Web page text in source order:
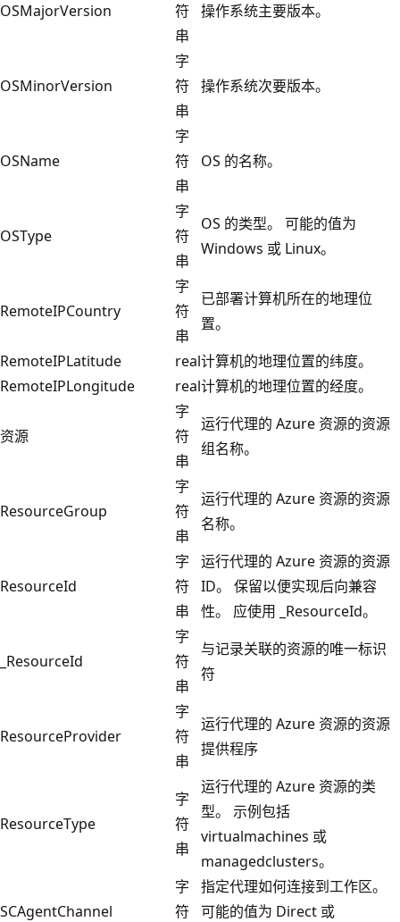
OSMajorVersion
符
串
操作系统主要版本。
OSMinorVersion
字
符
串
操作系统次要版本。
OSName
字
符
串
OS 的名称。
OSType
字
符
串
OS 的类型。 可能的值为
Windows 或 Linux。
RemoteIPCountry
字
符
串
已部署计算机所在的地理位
置。
RemoteIPLatitude
real计算机的地理位置的纬度。
RemoteIPLongitude
real计算机的地理位置的经度。
资源
字
符
串
运行代理的 Azure 资源的资源
组名称。
ResourceGroup
字
符
串
运行代理的 Azure 资源的资源
名称。
ResourceId
字
符
串
运行代理的 Azure 资源的资源
ID。 保留以便实现后向兼容
性。 应使用 _ResourceId。
_ResourceId
字
符
串
与记录关联的资源的唯一标识
符
ResourceProvider
字
符
串
运行代理的 Azure 资源的资源
提供程序
ResourceType
字
符
串
运行代理的 Azure 资源的类
型。 示例包括
virtualmachines 或
managedclusters。
SCAgentChannel
字
符
指定代理如何连接到工作区。
可能的值为 Direct 或